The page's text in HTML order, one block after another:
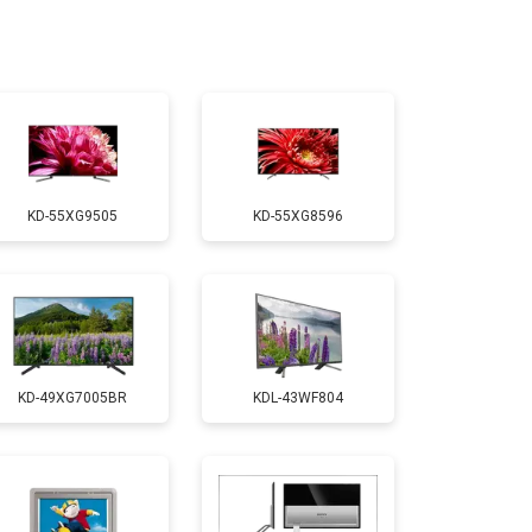
2600 ₽ Заказать
3500 ₽ Заказать
5200 ₽ Заказать
3100 ₽ Заказать
3700 ₽ Заказать
KD-55XG9505 KD-55XG8596
KD-49XG7005BR KDL-43WF804